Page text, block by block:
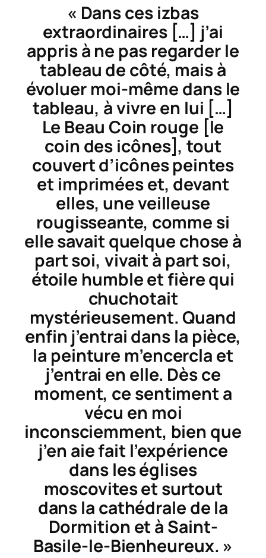
« Dans ces izbas
extraordinaires […] j’ai
appris à ne pas regarder le
tableau de côté, mais à
évoluer moi-même dans le
tableau, à vivre en lui […]
Le Beau Coin rouge [le
coin des icônes], tout
couvert d’icônes peintes
et imprimées et, devant
elles, une veilleuse
rougisseante, comme si
elle savait quelque chose à
part soi, vivait à part soi,
étoile humble et fière qui
chuchotait
mystérieusement. Quand
enfin j’entrai dans la pièce,
la peinture m’encercla et
j’entrai en elle. Dès ce
moment, ce sentiment a
vécu en moi
inconsciemment, bien que
j’en aie fait l’expérience
dans les églises
moscovites et surtout
dans la cathédrale de la
Dormition et à Saint-
Basile-le-Bienheureux. »